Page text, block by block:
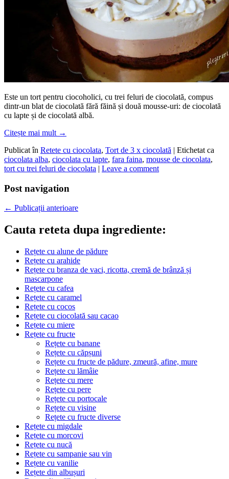
Este un tort pentru ciocoholici, cu trei feluri de ciocolată, compus
dintr-un blat de ciocolată fără făină și două mousse-uri: de ciocolată
cu lapte și de ciocolată albă.
Citește mai mult →
Publicat în Retete cu ciocolata, Tort de 3 x ciocolată | Etichetat ca
ciocolata alba, ciocolata cu lapte, fara faina, mousse de ciocolata,
tort cu trei feluri de ciocolata | Leave a comment
Post navigation
← Publicații anterioare
Cauta reteta dupa ingrediente:
Rețete cu alune de pădure
Rețete cu arahide
Rețete cu branza de vaci, ricotta, cremă de brânză și
mascarpone
Rețete cu cafea
Rețete cu caramel
Rețete cu cocos
Rețete cu ciocolată sau cacao
Rețete cu miere
Rețete cu fructe
Rețete cu banane
Rețete cu căpșuni
Rețete cu fructe de pădure, zmeură, afine, mure
Rețete cu lămâie
Rețete cu mere
Rețete cu pere
Rețete cu portocale
Rețete cu visine
Rețete cu fructe diverse
Rețete cu migdale
Rețete cu morcovi
Rețete cu nucă
Rețete cu sampanie sau vin
Rețete cu vanilie
Rețete din albușuri